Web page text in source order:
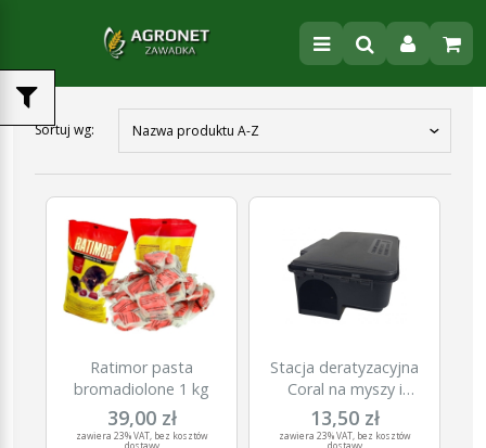
Sortuj wg: Nazwa produktu A-Z
Ratimor pasta
bromadiolone 1 kg
39,00 zł
zawiera 23% VAT, bez kosztów
Stacja deratyzacyjna
Coral na myszy i
szczury, 23 x 12,5 x
7,5 cm
13,50 zł
zawiera 23% VAT, bez kosztów